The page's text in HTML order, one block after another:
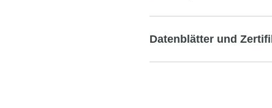
Datenblätter und